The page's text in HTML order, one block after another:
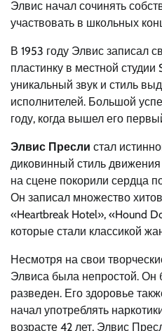
Элвис начал сочинять
участвовать в школьных
В 1953 году Элвис записал
пластинку в местной студии
уникальный звук и стиль
исполнителей. Большой
году, когда вышел его
Элвис Пресли стал
диковинный стиль движения
на сцене покорили сердца
Он записал множество
«Heartbreak Hotel», «Hound
которые стали классикой
Несмотря на свои
Элвиса была непростой. Он
разведен. Его здоровье
начал употреблять
возрасте 42 лет, Элвис